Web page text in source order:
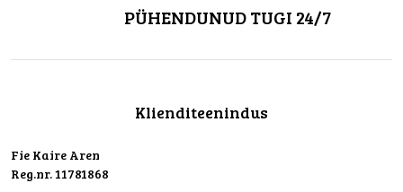
PÜHENDUNUD TUGI 24/7
Klienditeenindus
Fie Kaire Aren
Reg.nr. 11781868